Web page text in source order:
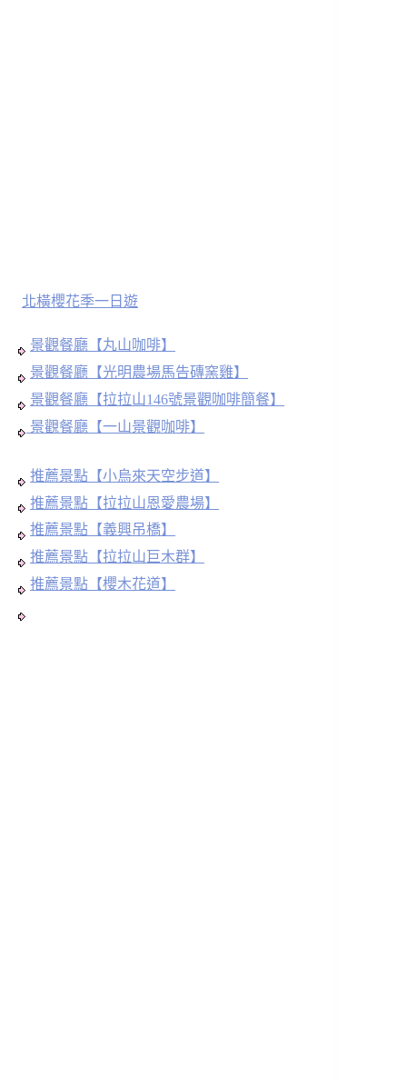
北橫櫻花季一日遊
景觀餐廳【丸山咖啡】
景觀餐廳【光明農場馬告磚窯雞】
景觀餐廳 【拉拉山146號景觀咖啡簡餐】
景觀餐廳【一山景觀咖啡】
推薦景點【小烏來天空步道】
推薦景點【拉拉山恩愛農場】
推薦景點【義興吊橋】
推薦景點【拉拉山巨木群】
推薦景點【櫻木花道】